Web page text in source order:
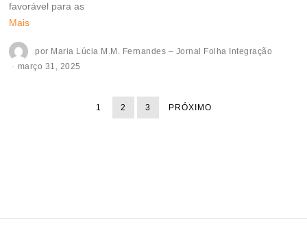
favorável para as
Mais
por Maria Lúcia M.M. Fernandes – Jornal Folha Integração
março 31, 2025
1 2 3 PRÓXIMO